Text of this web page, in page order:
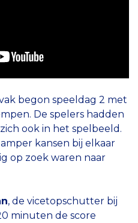
begon speeldag 2 met
De spelers hadden
ook in het spelbeeld.
kansen bij elkaar
op zoek waren naar
, de vicetopschutter bij
minuten de score